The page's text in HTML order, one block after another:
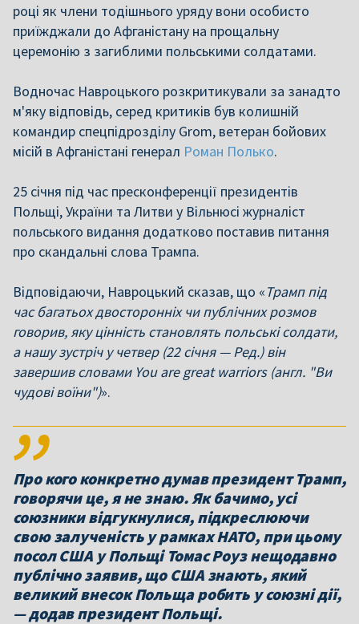
році як члени тодішнього уряду вони особисто
приїжджали до Афганістану на прощальну
церемонію з загиблими польськими солдатами.
Водночас Навроцького розкритикували за занадто
м'яку відповідь, серед критиків був колишній
командир спецпідрозділу Grom, ветеран бойових
місій в Афганістані генерал Роман Полько.
25 січня під час пресконференції президентів
Польщі, України та Литви у Вільнюсі журналіст
польського видання додатково поставив питання
про скандальні слова Трампа.
Відповідаючи, Навроцький сказав, що «Трамп під
час багатьох двосторонніх чи публічних розмов
говорив, яку цінність становлять польські солдати,
а нашу зустріч у четвер (22 січня — Ред.) він
завершив словами You are great warriors (англ. "Ви
чудові воїни")».
Про кого конкретно думав президент Трамп,
говорячи це, я не знаю. Як бачимо, усі
союзники відгукнулися, підкреслюючи
свою залученість у рамках НАТО, при цьому
посол США у Польщі Томас Роуз нещодавно
публічно заявив, що США знають, який
великий внесок Польща робить у союзні дії,
— додав президент Польщі.